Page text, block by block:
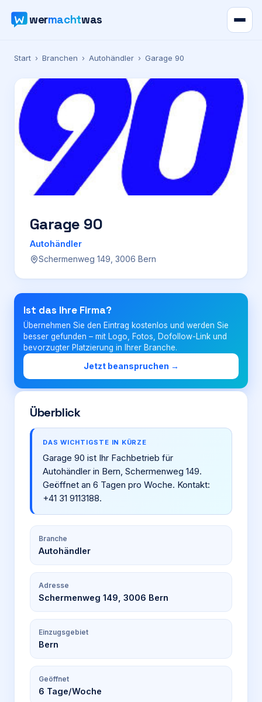
wermachtwas
Verzeichnis
Karte
News
Ratgeber
Werbung
Preise
Für Firmen
Login
Firma eintragen
Start › Branchen › Autohändler › Garage 90
Garage 90
Autohändler
Schermenweg 149, 3006 Bern
Ist das Ihre Firma?
Übernehmen Sie den Eintrag kostenlos und werden Sie
besser gefunden – mit Logo, Fotos, Dofollow-Link und
bevorzugter Platzierung in Ihrer Branche.
Jetzt beanspruchen →
Überblick
DAS WICHTIGSTE IN KÜRZE
Garage 90 ist Ihr Fachbetrieb für
Autohändler in Bern, Schermenweg 149.
Geöffnet an 6 Tagen pro Woche. Kontakt:
+41 31 9113188.
Branche
Autohändler
Adresse
Schermenweg 149, 3006 Bern
Einzugsgebiet
Bern
Geöffnet
6 Tage/Woche